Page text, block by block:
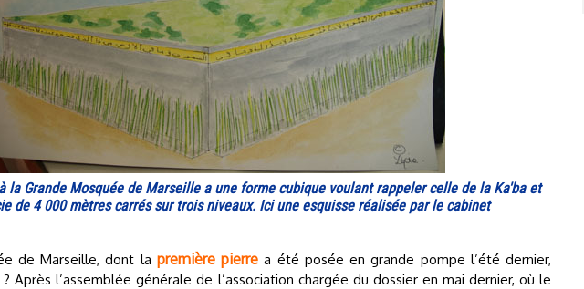
la Grande Mosquée de Marseille a une forme cubique voulant rappeler celle de la Ka'ba et
de 4 000 mètres carrés sur trois niveaux. Ici une esquisse réalisée par le cabinet
de Marseille, dont la première pierre a été posée en grande pompe l’été dernier,
Après l’assemblée générale de l’association chargée du dossier en mai dernier, où le